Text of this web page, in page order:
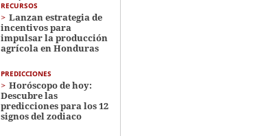
RECURSOS
Lanzan estrategia de
incentivos para
impulsar la producción
agrícola en Honduras
PREDICCIONES
Horóscopo de hoy:
Descubre las
predicciones para los 12
signos del zodiaco